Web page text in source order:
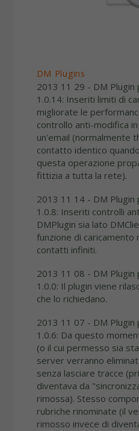
DM Plugins
2013 11 29 - DM
1.0.14: Inseriti limiti di
migliorate le
controllo anti-modifica
un'email (normalmente
contatto identico
questa operazione
fittizia a tutta la rete).
2013 11 14 - DM
1.0.8: Inseriti controlli
DMPlugin sia lato
funzione di caricamento
contatti infiniti.
2013 11 08 - DM
1.0.0: Il plugin viene
che lo richiedano.
2013 11 07 - DM
1.0.6: Da questo
(o il cui permesso sia
server verranno
senza lasciare tracce
diventava da
rimossa). Stesso
rubriche rinominate (il
rimosso invece di